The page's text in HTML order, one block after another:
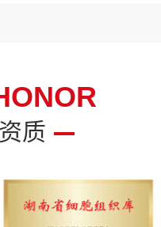
质